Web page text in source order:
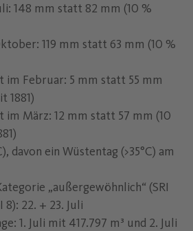
148 mm statt 82 mm (10 %
119 mm statt 63 mm (10 %
im Februar: 5 mm statt 55 mm
1881)
im März: 12 mm statt 57 mm (10
davon ein Wüstentag (>35°C) am
„außergewöhnlich“ (SRI
8): 22. + 23. Juli
1. Juli mit 417.797 m³ und 2. Juli